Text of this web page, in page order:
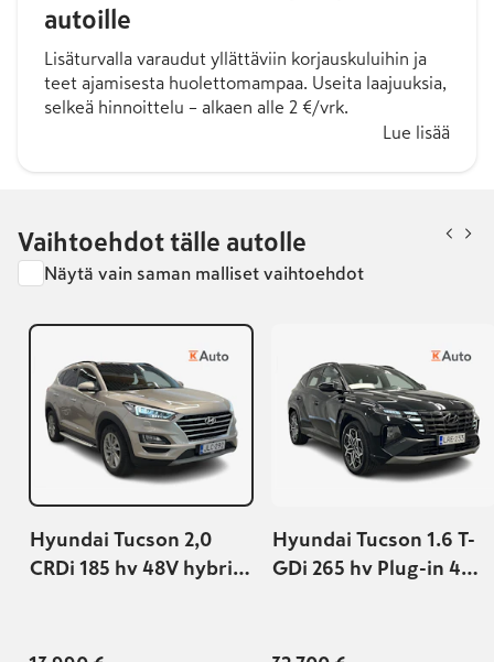
autoille
Lisäturvalla varaudut yllättäviin korjauskuluihin ja
teet ajamisesta huolettomampaa. Useita laajuuksia,
selkeä hinnoittelu – alkaen alle 2 €/vrk.
Lue lisää
Vaihtoehdot tälle autolle
Näytä vain saman malliset vaihtoehdot
Hyundai Tucson 2,0
CRDi 185 hv 48V hybrid
Hyundai Tucson 1.6 T-
GDi 265 hv Plug-in 4WD